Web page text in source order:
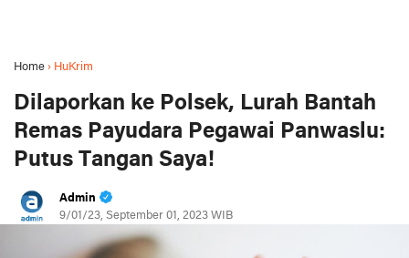
Home › HuKrim
Dilaporkan ke Polsek, Lurah Bantah
Remas Payudara Pegawai Panwaslu:
Putus Tangan Saya!
Admin
9/01/23, September 01, 2023 WIB